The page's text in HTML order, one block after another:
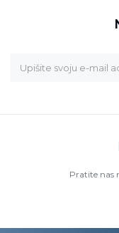
Pratite nas